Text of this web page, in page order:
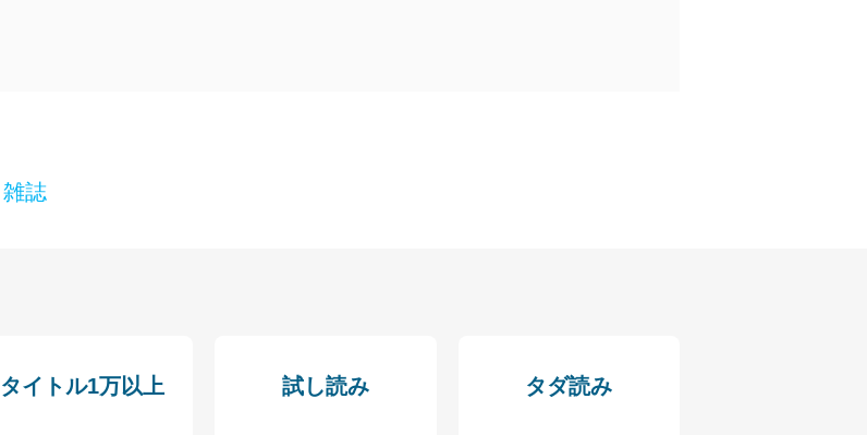
び当該機器を取り扱う従業者を明確化し、 個人データへの不要なアクセスを防止
誌
タイトル1万以上 試し読み タダ読み